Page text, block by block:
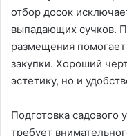
отбор досок
выпадающих сучков.
размещения помогает
закупки. Хороший
эстетику, но и
Подготовка садового
требует